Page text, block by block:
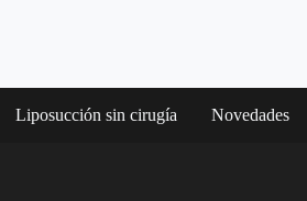
Liposucción sin cirugía Novedades